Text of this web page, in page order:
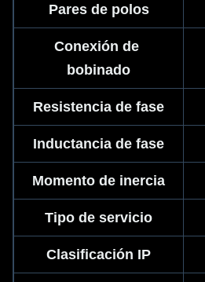
Pares de polos
Conexión de
bobinado
Resistencia de fase
Inductancia de fase
Momento de inercia
Tipo de servicio
Clasificación IP